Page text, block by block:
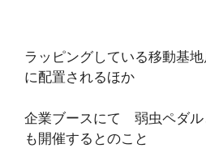
ラッピングしている移動基
に配置されるほか
企業ブースにて 弱虫ペダル
も開催するとのこと